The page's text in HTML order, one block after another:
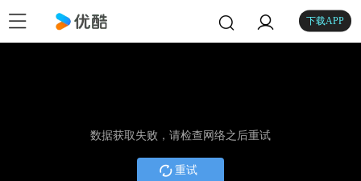
下载APP
数据获取失败，请检查网络之后重试
重试